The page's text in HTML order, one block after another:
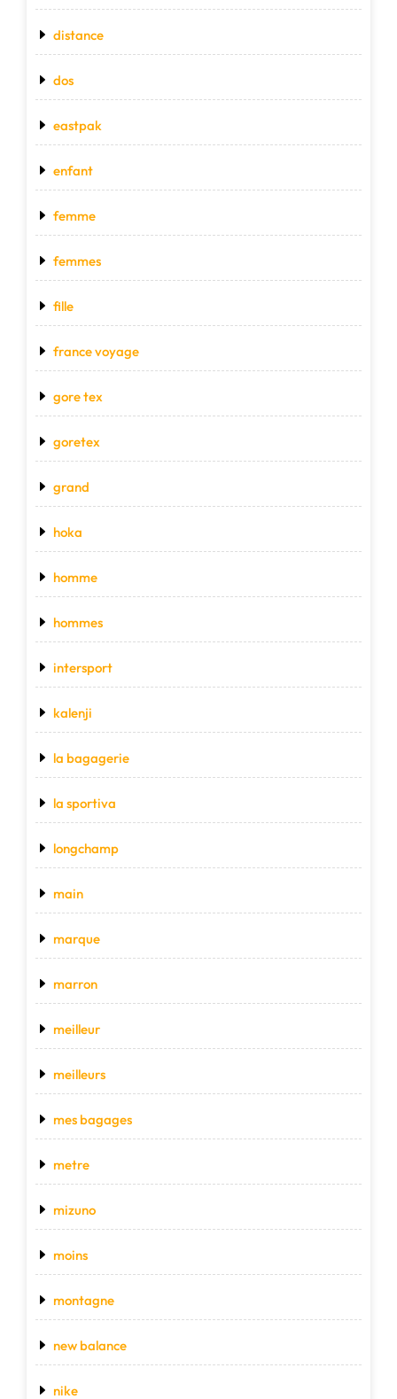
distance
dos
eastpak
enfant
femme
femmes
fille
france voyage
gore tex
goretex
grand
hoka
homme
hommes
intersport
kalenji
la bagagerie
la sportiva
longchamp
main
marque
marron
meilleur
meilleurs
mes bagages
metre
mizuno
moins
montagne
new balance
nike